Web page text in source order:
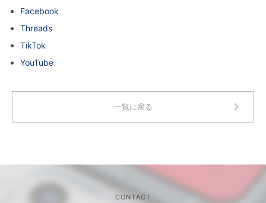
Facebook
Threads
TikTok
YouTube
一覧に戻る
CONTACT